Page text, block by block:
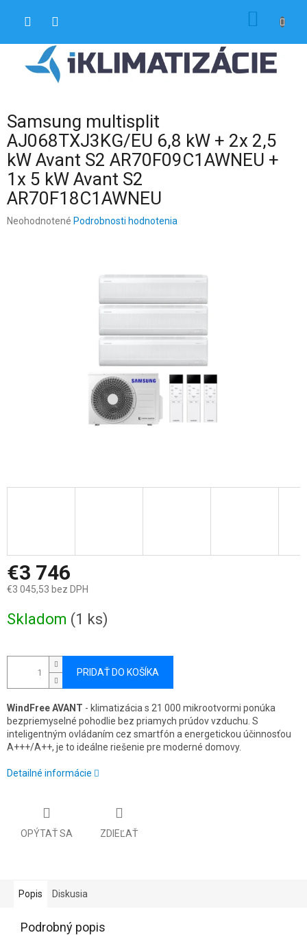
Samsung multisplit
AJ068TXJ3KG/EU 6,8 kW + 2x 2,5
kW Avant S2 AR70F09C1AWNEU +
1x 5 kW Avant S2
AR70F18C1AWNEU
Priemerné
Neohodnotené Podrobnosti hodnotenia
€3 746
€3 045,53 bez DPH
cena:
Skladom (1 ks)
PRIDAŤ DO KOŠÍKA
WindFree AVANT - klimatizácia s 21 000 mikrootvormi ponúka
bezpriemyselné pohodlie bez priamych prúdov vzduchu. S
inteligentným ovládaním cez smartfón a energetickou účinnosťou
A+++/A++, je to ideálne riešenie pre moderné domovy.
Detailné informácie
OPÝTAŤ SA ZDIEĽAŤ
Popis Diskusia
Podrobný popis